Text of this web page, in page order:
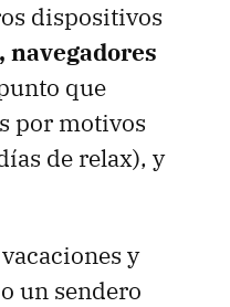
dispositivos
, navegadores
que
por motivos
de relax), y
y
un sendero